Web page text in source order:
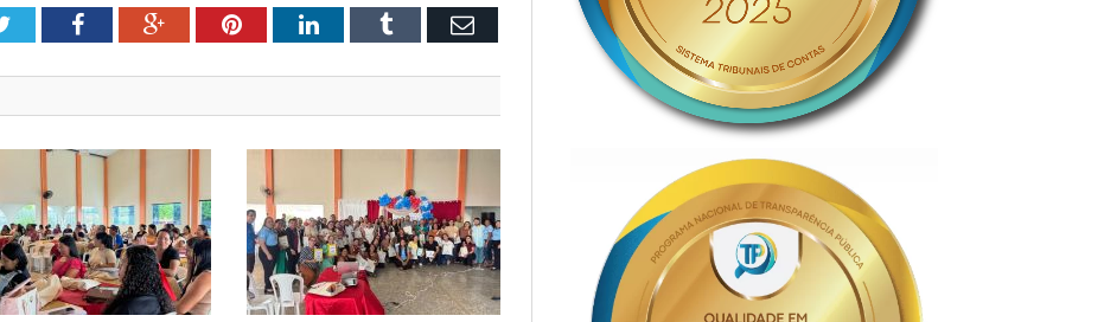
TwitterFacebookGoogle+PinterestLinkedInTumblr Email